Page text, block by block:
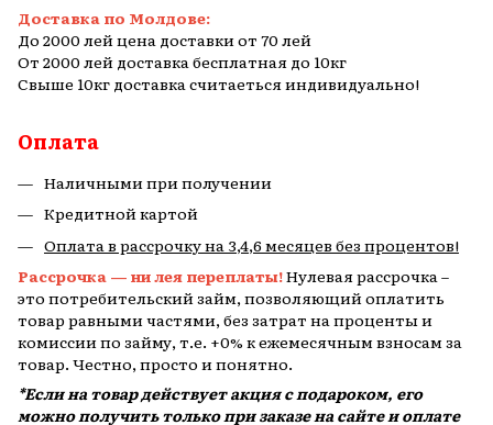
Доставка по Молдове:
До 2000 лей цена доставки от 70 лей
От 2000 лей доставка бесплатная до 10кг
Свыше 10кг доставка считаеться индивидуально!
Оплата
Наличными при получении
Кредитной картой
Оплата в рассрочку на 3,4,6 месяцев без процентов!
Рассрочка — ни лея переплаты!Нулевая рассрочка –
это потребительский займ, позволяющий оплатить
товар равными частями, без затрат на проценты и
комиссии по займу, т.е. +0% к ежемесячным взносам за
товар. Честно, просто и понятно.
*Если на товар действует акция с подароком, его
можно получить только при заказе на сайте и оплате